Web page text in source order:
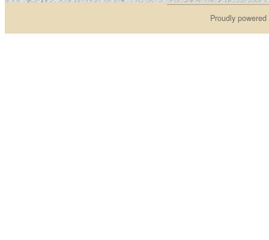
Proudly